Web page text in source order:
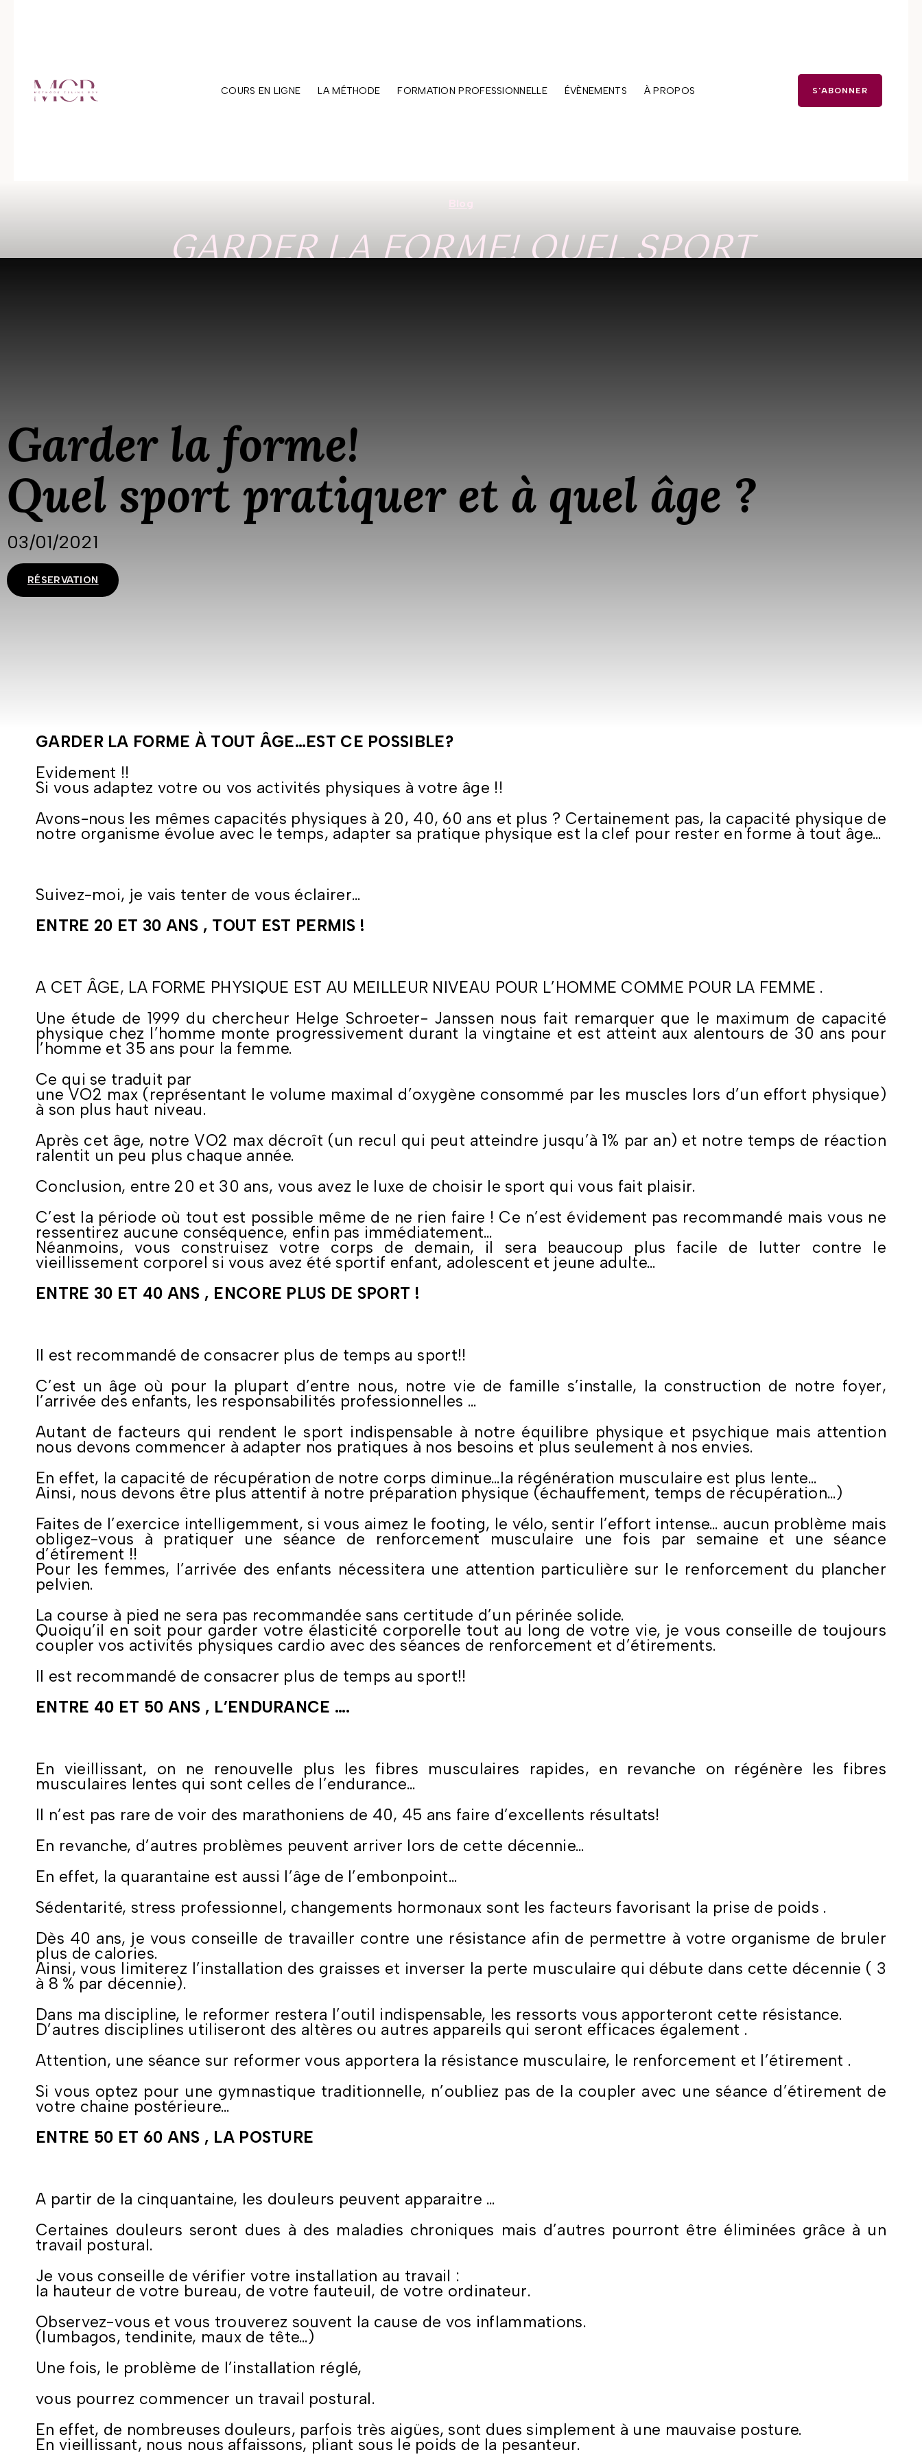
COURS EN LIGNE LA MÉTHODE FORMATION PROFESSIONNELLE ÉVÈNEMENTS À PROPOS S'ABONNER
Blog
GARDER LA FORME! QUEL SPORT
Garder la forme!
Quel sport pratiquer et à quel âge ?
03/01/2021
RÉSERVATION
GARDER LA FORME À TOUT ÂGE…EST CE POSSIBLE?
Evidement !!
Si vous adaptez votre ou vos activités physiques à votre âge !!
Avons-nous les mêmes capacités physiques à 20, 40, 60 ans et plus ? Certainement pas, la capacité physique de
notre organisme évolue avec le temps, adapter sa pratique physique est la clef pour rester en forme à tout âge…
Suivez-moi, je vais tenter de vous éclairer…
ENTRE 20 ET 30 ANS , TOUT EST PERMIS !
A CET ÂGE, LA FORME PHYSIQUE EST AU MEILLEUR NIVEAU POUR L’HOMME COMME POUR LA FEMME .
Une étude de 1999 du chercheur Helge Schroeter- Janssen nous fait remarquer que le maximum de capacité
physique chez l’homme monte progressivement durant la vingtaine et est atteint aux alentours de 30 ans pour
l’homme et 35 ans pour la femme.
Ce qui se traduit par
une VO2 max (représentant le volume maximal d’oxygène consommé par les muscles lors d’un effort physique)
à son plus haut niveau.
Après cet âge, notre VO2 max décroît (un recul qui peut atteindre jusqu’à 1% par an) et notre temps de réaction
ralentit un peu plus chaque année.
Conclusion, entre 20 et 30 ans, vous avez le luxe de choisir le sport qui vous fait plaisir.
C’est la période où tout est possible même de ne rien faire ! Ce n’est évidement pas recommandé mais vous ne
ressentirez aucune conséquence, enfin pas immédiatement…
Néanmoins, vous construisez votre corps de demain, il sera beaucoup plus facile de lutter contre le
vieillissement corporel si vous avez été sportif enfant, adolescent et jeune adulte…
ENTRE 30 ET 40 ANS , ENCORE PLUS DE SPORT !
Il est recommandé de consacrer plus de temps au sport!!
C’est un âge où pour la plupart d’entre nous, notre vie de famille s’installe, la construction de notre foyer,
l’arrivée des enfants, les responsabilités professionnelles …
Autant de facteurs qui rendent le sport indispensable à notre équilibre physique et psychique mais attention
nous devons commencer à adapter nos pratiques à nos besoins et plus seulement à nos envies.
En effet, la capacité de récupération de notre corps diminue…la régénération musculaire est plus lente…
Ainsi, nous devons être plus attentif à notre préparation physique (échauffement, temps de récupération…)
Faites de l’exercice intelligemment, si vous aimez le footing, le vélo, sentir l’effort intense… aucun problème mais
obligez-vous à pratiquer une séance de renforcement musculaire une fois par semaine et une séance
d’étirement !!
Pour les femmes, l’arrivée des enfants nécessitera une attention particulière sur le renforcement du plancher
pelvien.
La course à pied ne sera pas recommandée sans certitude d’un périnée solide.
Quoiqu’il en soit pour garder votre élasticité corporelle tout au long de votre vie, je vous conseille de toujours
coupler vos activités physiques cardio avec des séances de renforcement et d’étirements.
Il est recommandé de consacrer plus de temps au sport!!
ENTRE 40 ET 50 ANS , L’ENDURANCE ….
En vieillissant, on ne renouvelle plus les fibres musculaires rapides, en revanche on régénère les fibres
musculaires lentes qui sont celles de l’endurance…
Il n’est pas rare de voir des marathoniens de 40, 45 ans faire d’excellents résultats!
En revanche, d’autres problèmes peuvent arriver lors de cette décennie…
En effet, la quarantaine est aussi l’âge de l’embonpoint…
Sédentarité, stress professionnel, changements hormonaux sont les facteurs favorisant la prise de poids .
Dès 40 ans, je vous conseille de travailler contre une résistance afin de permettre à votre organisme de bruler
plus de calories.
Ainsi, vous limiterez l’installation des graisses et inverser la perte musculaire qui débute dans cette décennie ( 3
à 8 % par décennie).
Dans ma discipline, le reformer restera l’outil indispensable, les ressorts vous apporteront cette résistance.
D’autres disciplines utiliseront des altères ou autres appareils qui seront efficaces également .
Attention, une séance sur reformer vous apportera la résistance musculaire, le renforcement et l’étirement .
Si vous optez pour une gymnastique traditionnelle, n’oubliez pas de la coupler avec une séance d’étirement de
votre chaine postérieure…
ENTRE 50 ET 60 ANS , LA POSTURE
A partir de la cinquantaine, les douleurs peuvent apparaitre …
Certaines douleurs seront dues à des maladies chroniques mais d’autres pourront être éliminées grâce à un
travail postural.
Je vous conseille de vérifier votre installation au travail :
la hauteur de votre bureau, de votre fauteuil, de votre ordinateur.
Observez-vous et vous trouverez souvent la cause de vos inflammations.
(lumbagos, tendinite, maux de tête…)
Une fois, le problème de l’installation réglé,
vous pourrez commencer un travail postural.
En effet, de nombreuses douleurs, parfois très aigües, sont dues simplement à une mauvaise posture.
En vieillissant, nous nous affaissons, pliant sous le poids de la pesanteur.